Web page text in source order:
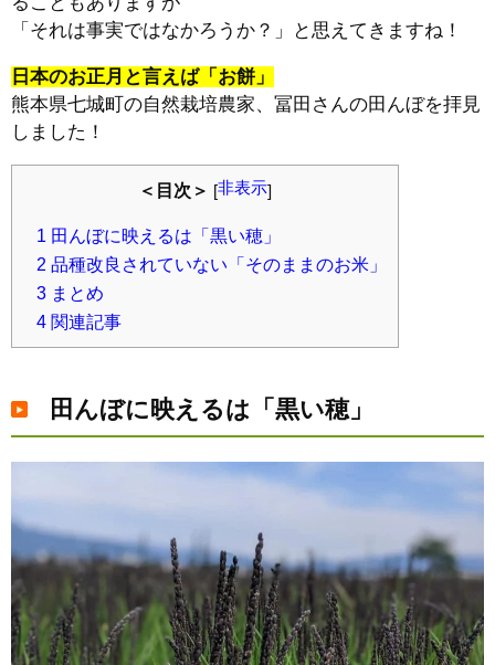
「それは事実ではなかろうか？」と思えてきますね！
日本のお正月と言えば「お餅」
熊本県七城町の自然栽培農家、冨田さんの田んぼを拝見
しました！
＜目次＞ [非表示]
1 田んぼに映えるは「黒い穂」
2 品種改良されていない「そのままのお米」
3 まとめ
4 関連記事
田んぼに映えるは「黒い穂」